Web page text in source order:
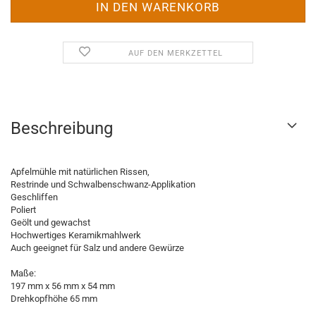
AUF DEN MERKZETTEL
Beschreibung
Apfelmühle mit natürlichen Rissen,
Restrinde und Schwalbenschwanz-Applikation
Geschliffen
Poliert
Geölt und gewachst
Hochwertiges Keramikmahlwerk
Auch geeignet für Salz und andere Gewürze
Maße:
197 mm x 56 mm x 54 mm
Drehkopfhöhe 65 mm